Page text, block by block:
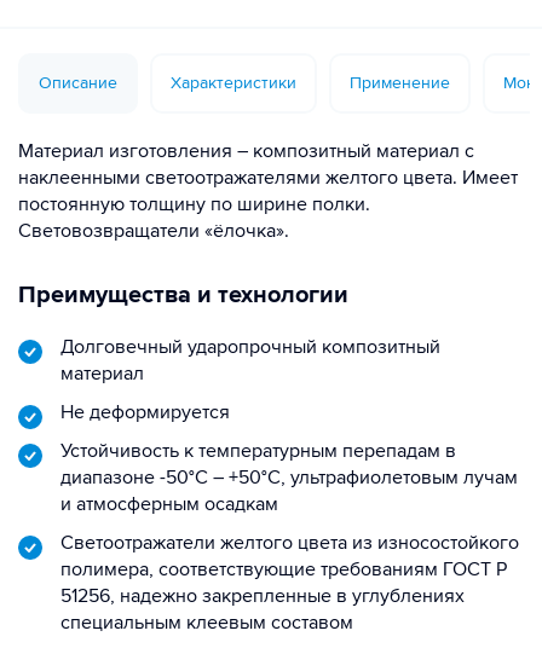
Описание Характеристики Применение
Материал изготовления – композитный материал с
наклеенными светоотражателями желтого цвета. Имеет
постоянную толщину по ширине полки.
Световозвращатели «ёлочка».
Преимущества и технологии
Долговечный ударопрочный композитный
материал
Не деформируется
Устойчивость к температурным перепадам в
диапазоне -50°C – +50°C, ультрафиолетовым лучам
и атмосферным осадкам
Светоотражатели желтого цвета из износостойкого
полимера, соответствующие требованиям ГОСТ Р
51256, надежно закрепленные в углублениях
специальным клеевым составом